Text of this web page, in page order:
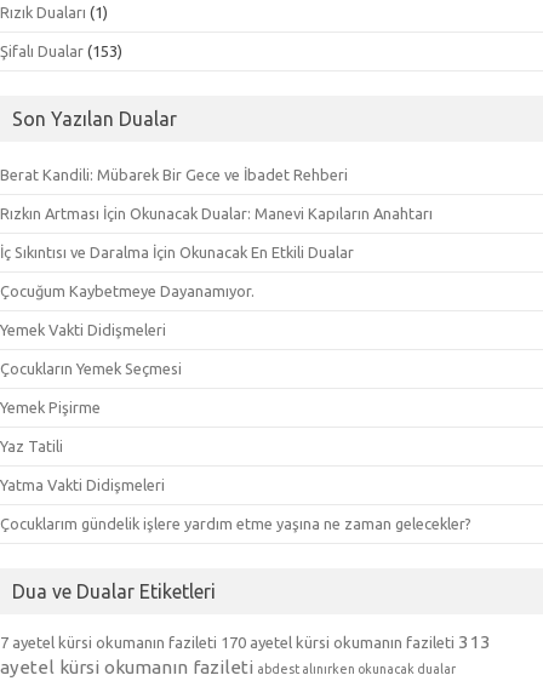
Rızık Duaları (1)
Şifalı Dualar (153)
Son Yazılan Dualar
Berat Kandili: Mübarek Bir Gece ve İbadet Rehberi
Rızkın Artması İçin Okunacak Dualar: Manevi Kapıların Anahtarı
İç Sıkıntısı ve Daralma İçin Okunacak En Etkili Dualar
Çocuğum Kaybetmeye Dayanamıyor.
Yemek Vakti Didişmeleri
Çocukların Yemek Seçmesi
Yemek Pişirme
Yaz Tatili
Yatma Vakti Didişmeleri
Çocuklarım gündelik işlere yardım etme yaşına ne zaman gelecekler?
Dua ve Dualar Etiketleri
7 ayetel kürsi okumanın fazileti 170 ayetel kürsi okumanın fazileti 313
ayetel kürsi okumanın fazileti abdest alınırken okunacak dualar